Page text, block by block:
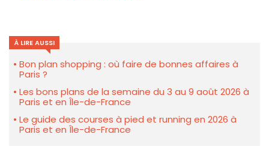
À LIRE AUSSI
Bon plan shopping : où faire de bonnes affaires à
Paris ?
Les bons plans de la semaine du 3 au 9 août 2026 à
Paris et en Île-de-France
Le guide des courses à pied et running en 2026 à
Paris et en Île-de-France